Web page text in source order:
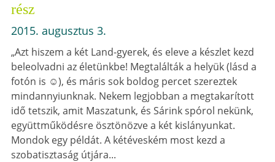
rész
2015. augusztus 3.
„Azt hiszem a két Land-gyerek, és eleve a készlet kezd
beleolvadni az életünkbe! Megtalálták a helyük (lásd a
fotón is ☺), és máris sok boldog percet szereztek
mindannyiunknak. Nekem legjobban a megtakarított
idő tetszik, amit Maszatunk, és Sárink spórol nekünk,
együttműködésre ösztönözve a két kislányunkat.
Mondok egy példát. A kétéveském most kezd a
szobatisztaság útjára...